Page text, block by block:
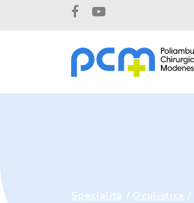
Specialità / Oculistica /